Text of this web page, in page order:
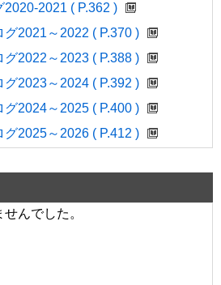
2021 ( P.362 )
2021～2022 ( P.370 )
2022～2023 ( P.388 )
2023～2024 ( P.392 )
2024～2025 ( P.400 )
2025～2026 ( P.412 )
んでした。